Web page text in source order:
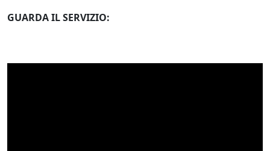
GUARDA IL SERVIZIO: